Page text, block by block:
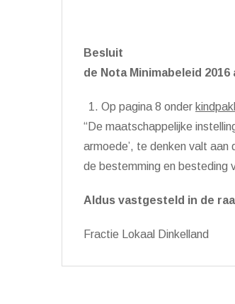
Besluit
de Nota Minimabeleid
Op pagina 8 onder
“De maatschappelijke
armoede’, te denken valt
de bestemming en besteding
Aldus vastgesteld in de
Fractie Lokaal Dinkelland